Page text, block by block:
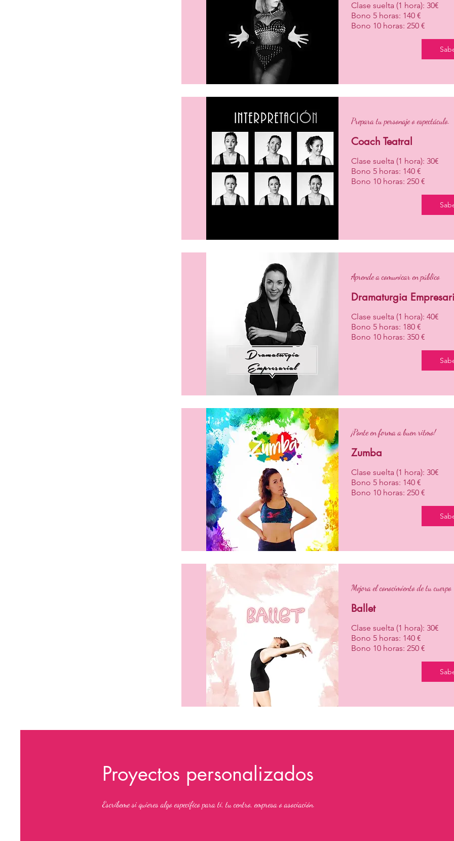
Clase suelta (1 hora): 30€
Bono 5 horas: 140 €
Bono 10 horas: 250 €
Prepara tu personaje o espectáculo.
Coach Teatral
Clase suelta (1 hora): 30€
Bono 5 horas: 140 €
Bono 10 horas: 250 €
Aprende a comunicar en público
Dramaturgia
Clase suelta (1 hora): 40€
Bono 5 horas: 180 €
Bono 10 horas: 350 €
¡Ponte en forma a buen ritmo!
Zumba
Clase suelta (1 hora): 30€
Bono 5 horas: 140 €
Bono 10 horas: 250 €
Mejora el conocimiento de tu cuerpo
Ballet
Clase suelta (1 hora): 30€
Bono 5 horas: 140 €
Bono 10 horas: 250 €
Proyectos personalizados
Escríbeme si quieres algo específico para tí, tu centro, empresa o asociación.